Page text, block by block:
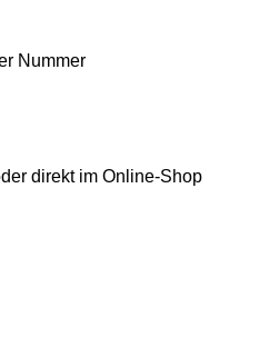
Nummer
direkt im Online-Shop